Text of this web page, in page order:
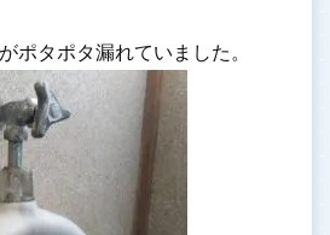
ポタポタ漏れていました。